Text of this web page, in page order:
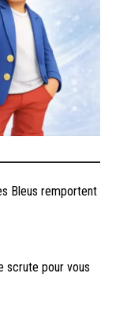
Bleus remportent
scrute pour vous